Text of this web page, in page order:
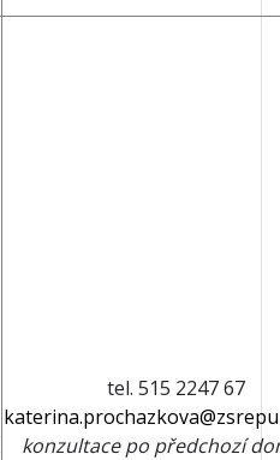
tel. 515 2247 67
konzultace po předchozí